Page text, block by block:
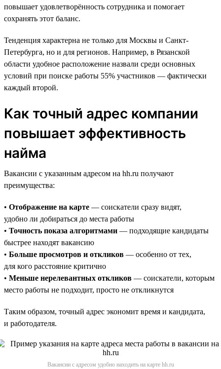
повышает удовлетворённость сотрудника и помогает
сохранять этот баланс.
Тенденция характерна не только для Москвы и Санкт-
Петербурга, но и для регионов. Например, в Рязанской
области удобное расположение назвали среди основных
условий при поиске работы 55% участников — фактически
каждый второй.
Как точный адрес компании
повышает эффективность
найма
Вакансии с указанным адресом на hh.ru получают
преимущества:
• Отображение на карте — соискатели сразу видят,
удобно ли добираться до места работы
• Точность показа алгоритмами — подходящие кандидаты
быстрее находят вакансию
• Больше просмотров и откликов — особенно от тех,
для кого расстояние критично
• Меньше нерелевантных откликов — соискатели, которым
место работы не подходит, просто не откликнутся
Таким образом, точный адрес экономит время и кандидата,
и работодателя.
Вакансии с адресом удобно находить на карте hh.ru